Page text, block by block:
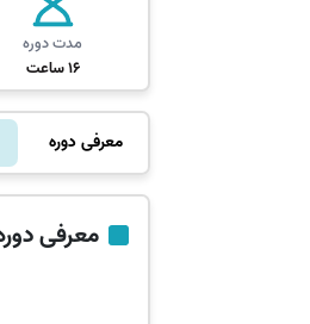
مدت دوره
16 ساعت
معرفی دوره
معرفی